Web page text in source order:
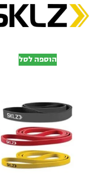
הוספה לסל